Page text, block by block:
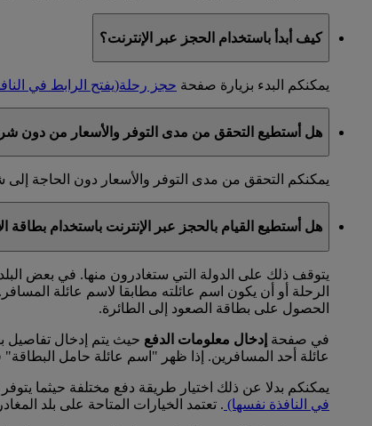
كيف أبدأ باستخدام الحجز عبر الإنترنت؟
يمكنكم البدء بزيارة صفحة حجز رحلة(يفتح الرابط في
هل أستطيع التحقق من مدى التوفر والأسعار من دون
يمكنكم التحقق من مدى التوفر والأسعار دون الحاجة
هل أستطيع القيام بالحجز عبر الإنترنت باستخدام بطاقة
يتوقف ذلك على الدولة التي ستغادرون منها. في بعض
الرحلة أو أن يكون اسم عائلته مطابقا لاسم عائلة
الحصول على بطاقة الصعود إلى الطائرة.
في صفحة إدخال معلومات الدفع حيث يتم إدخال تفاصيل
عائلة أحد المسافرين. إذا ظهر "اسم عائلة حامل
يمكنكم بدلا عن ذلك اختيار طريقة دفع مختلفة حيثما
في النافذة نفسها) . تعتمد الخيارات المتاحة على بلد